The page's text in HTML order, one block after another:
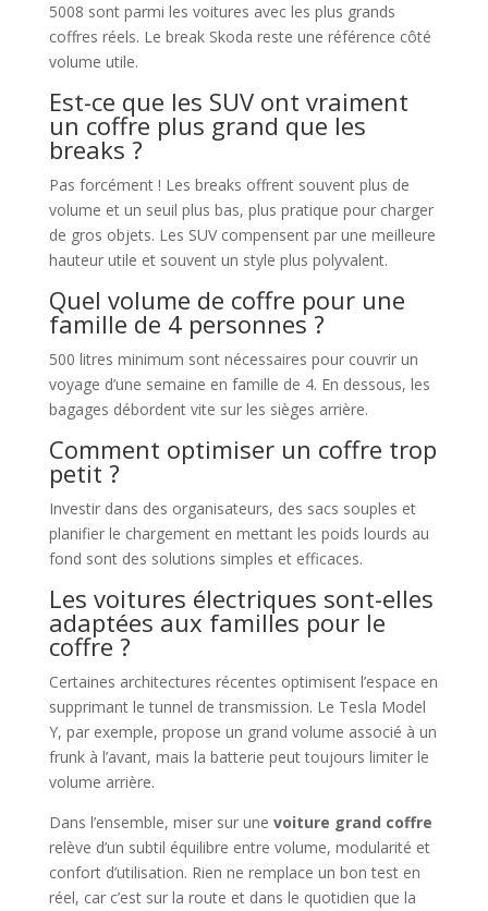
5008 sont parmi les voitures avec les plus grands
coffres réels. Le break Skoda reste une référence côté
volume utile.
Est-ce que les SUV ont vraiment
un coffre plus grand que les
breaks ?
Pas forcément ! Les breaks offrent souvent plus de
volume et un seuil plus bas, plus pratique pour charger
de gros objets. Les SUV compensent par une meilleure
hauteur utile et souvent un style plus polyvalent.
Quel volume de coffre pour une
famille de 4 personnes ?
500 litres minimum sont nécessaires pour couvrir un
voyage d’une semaine en famille de 4. En dessous, les
bagages débordent vite sur les sièges arrière.
Comment optimiser un coffre trop
petit ?
Investir dans des organisateurs, des sacs souples et
planifier le chargement en mettant les poids lourds au
fond sont des solutions simples et efficaces.
Les voitures électriques sont-elles
adaptées aux familles pour le
coffre ?
Certaines architectures récentes optimisent l’espace en
supprimant le tunnel de transmission. Le Tesla Model
Y, par exemple, propose un grand volume associé à un
frunk à l’avant, mais la batterie peut toujours limiter le
volume arrière.
Dans l’ensemble, miser sur une voiture grand coffre
relève d’un subtil équilibre entre volume, modularité et
confort d’utilisation. Rien ne remplace un bon test en
réel, car c’est sur la route et dans le quotidien que la